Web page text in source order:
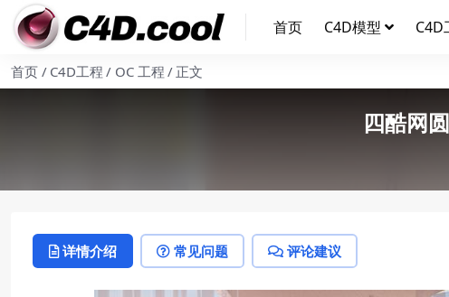
首页 C4D模型 C4D
首页 C4D工程 OC 工程 正文
四酷网
详情介绍 常见问题 评论建议